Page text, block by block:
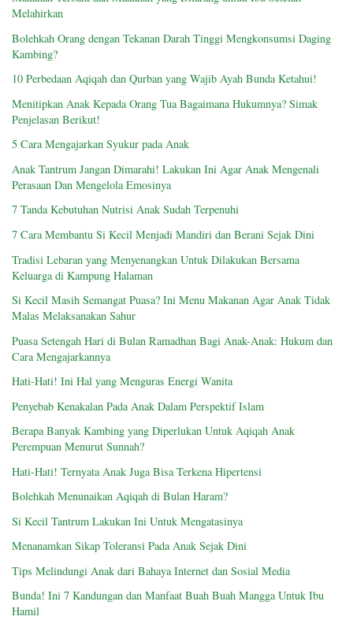
Melahirkan
Bolehkah Orang dengan Tekanan Darah Tinggi Mengkonsumsi Daging
Kambing?
10 Perbedaan Aqiqah dan Qurban yang Wajib Ayah Bunda Ketahui!
Menitipkan Anak Kepada Orang Tua Bagaimana Hukumnya? Simak
Penjelasan Berikut!
5 Cara Mengajarkan Syukur pada Anak
Anak Tantrum Jangan Dimarahi! Lakukan Ini Agar Anak Mengenali
Perasaan Dan Mengelola Emosinya
7 Tanda Kebutuhan Nutrisi Anak Sudah Terpenuhi
7 Cara Membantu Si Kecil Menjadi Mandiri dan Berani Sejak Dini
Tradisi Lebaran yang Menyenangkan Untuk Dilakukan Bersama
Keluarga di Kampung Halaman
Si Kecil Masih Semangat Puasa? Ini Menu Makanan Agar Anak Tidak
Malas Melaksanakan Sahur
Puasa Setengah Hari di Bulan Ramadhan Bagi Anak-Anak: Hukum dan
Cara Mengajarkannya
Hati-Hati! Ini Hal yang Menguras Energi Wanita
Penyebab Kenakalan Pada Anak Dalam Perspektif Islam
Berapa Banyak Kambing yang Diperlukan Untuk Aqiqah Anak
Perempuan Menurut Sunnah?
Hati-Hati! Ternyata Anak Juga Bisa Terkena Hipertensi
Bolehkah Menunaikan Aqiqah di Bulan Haram?
Si Kecil Tantrum Lakukan Ini Untuk Mengatasinya
Menanamkan Sikap Toleransi Pada Anak Sejak Dini
Tips Melindungi Anak dari Bahaya Internet dan Sosial Media
Bunda! Ini 7 Kandungan dan Manfaat Buah Buah Mangga Untuk Ibu
Hamil